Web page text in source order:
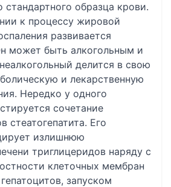
образца крови.
к процессу жировой
развивается
может быть алкогольным и
делится в свою
и лекарственную
Нередко у одного
сочетание
стеатогепатита. Его
излишнюю
триглицеридов наряду с
клеточных мембран
запуском